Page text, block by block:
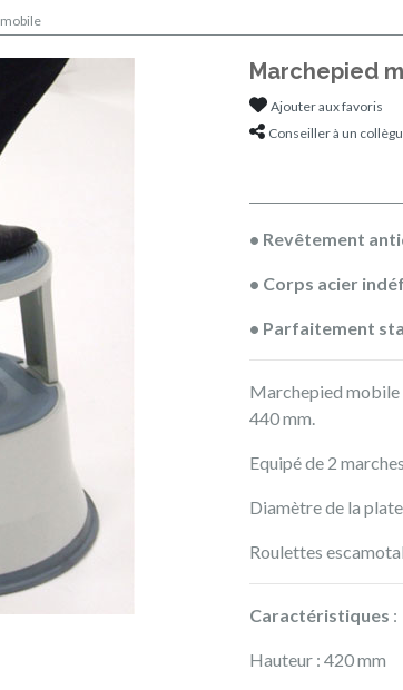
Marchepied
Ajouter aux favoris
Conseiller à un
• Revêtement
• Corps acier
• Parfaitement
Marchepied mobile
440 mm.
Equipé de 2
Diamètre de la
Roulettes
Caractéristiques :
Hauteur : 420 mm